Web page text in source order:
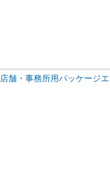
店舗・事務所用パッケージ